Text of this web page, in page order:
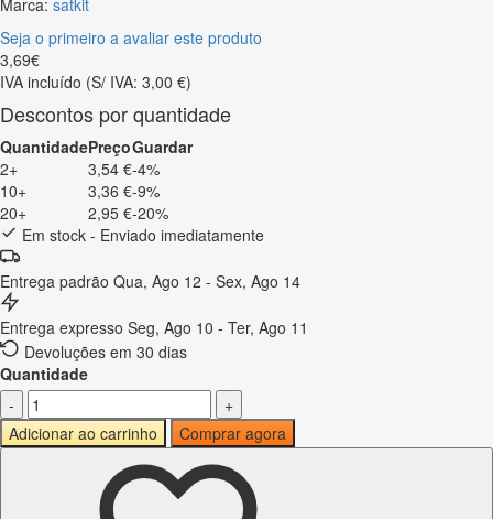
Seja o primeiro a avaliar este produto
3,69€
IVA incluído (S/ IVA: 3,00 €)
Descontos por quantidade
QuantidadePreçoGuardar
2+
3,54 €-4%
10+
3,36 €-9%
20+
2,95 €-20%
Em stock - Enviado imediatamente
Entrega padrão Qua, Ago 12 - Sex, Ago 14
Entrega expresso Seg, Ago 10 - Ter, Ago 11
Devoluções em 30 dias
Quantidade
-
+
Adicionar ao carrinho
Comprar agora